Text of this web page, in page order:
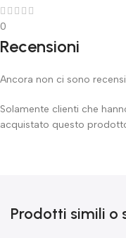
0
Recensioni
Ancora non ci sono
Solamente clienti che
acquistato questo
Prodotti simili o